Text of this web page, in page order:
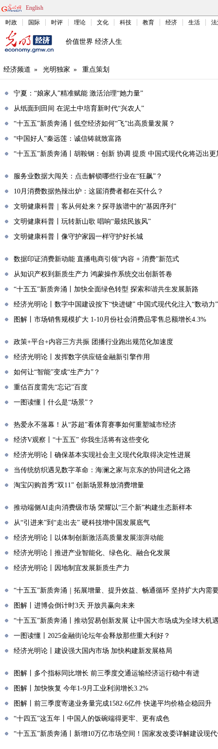
English
时政 国际 时评 理论 文化 科技 教育 经济 生活
价值世界 经济人生
经济频道 » 光明独家 » 重点策划
宁夏：“娘家人”精准赋能 激活治理“她力量”
从纸面到田间 在泥土中培育新时代“兴农人”
“十五五”新质奔涌丨低空经济如何“飞”出高质量发展？
“中国好人”秦远莲：诚信铸就致富路
“十五五”新质奔涌丨胡鞍钢：创新 协调 提质 中国式现代化将迈出
服务业数据大闯关：点击解锁哪些行业在“狂飙”？
10月消费数据热辣出炉：这届消费者都在买什么？
文明健康科普｜客从何处来？探寻族谱中的“基因序列”
文明健康科普丨玩转新山歌 唱响“最炫民族风”
文明健康科普丨像守护家园一样守护好长城
数据印证消费新动能 直播电商引领“内容 + 消费”新范式
从知识产权到新质生产力 鸿蒙操作系统交出创新答卷
“十五五”新质奔涌丨加快全面绿色转型 探索和谐共生发展新路
经济光明论丨数字中国建设按下“快进键” 中国式现代化注入“数动力”
图解丨市场销售规模扩大 1-10月份社会消费品零售总额增长4.3%
政策+平台+内容三方共振 团播行业跑出规范化加速度
经济光明论丨发挥数字供应链金融新引擎作用
如何让“智能”变成“生产力”？
重估百度需先“忘记”百度
一图读懂丨什么是“场景”？
热爱永不落幕！从“苏超”看体育赛事如何重塑城市经济
经济V观察丨“十五五” 你我生活将有这些变化
经济光明论丨确保基本实现社会主义现代化取得决定性进展
当传统纺织遇见数字革命：海澜之家与京东的协同进化之路
淘宝闪购首秀“双11” 创新场景释放消费增量
推动端侧AI走向消费级市场 荣耀以“三个新”构建生态新样本
从“引进来”到“走出去” 硬科技增中国发展底气
经济光明论丨以体制创新激活高质量发展澎湃动能
经济光明论丨推进产业智能化、绿色化、融合化发展
经济光明论丨因地制宜发展新质生产力
“十五五”新质奔涌｜拓展增量、提升效益、畅通循环 坚持扩大内需
图解丨进博会倒计时3天 开放共赢向未来
“十五五”新质奔涌丨推动贸易创新发展 让中国大市场成为全球大机
一图读懂丨2025金融街论坛年会释放那些重大利好？
经济光明论丨建设强大国内市场 加快构建新发展格局
图解丨多个指标同比增长 前三季度交通运输经济运行稳中有进
图解丨加快恢复 今年1-9月工业利润增长3.2%
图解丨前三季度寄递业务量完成1582.6亿件 快递平均价格企稳回升
“十四五”这五年丨中国人的饭碗端得更牢、更有成色
“十五五”新质奔涌丨新增10万亿市场空间！国家发改委详解建设现